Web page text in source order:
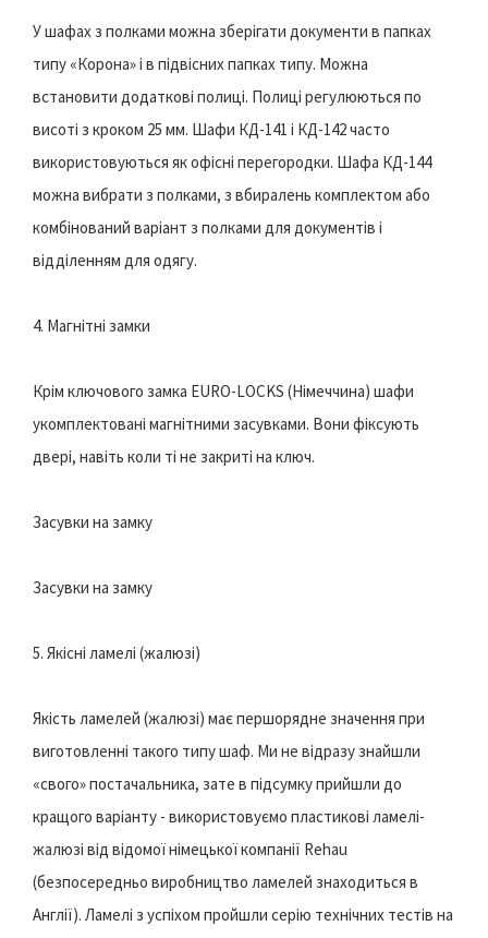
У шафах з полками можна зберігати документи в папках
типу «Корона» і в підвісних папках типу. Можна
встановити додаткові полиці. Полиці регулюються по
висоті з кроком 25 мм. Шафи КД-141 і КД-142 часто
використовуються як офісні перегородки. Шафа КД-144
можна вибрати з полками, з вбиралень комплектом або
комбінований варіант з полками для документів і
відділенням для одягу.
4. Магнітні замки
Крім ключового замка EURO-LOCKS (Німеччина) шафи
укомплектовані магнітними засувками. Вони фіксують
двері, навіть коли ті не закриті на ключ.
Засувки на замку
Засувки на замку
5. Якісні ламелі (жалюзі)
Якість ламелей (жалюзі) має першорядне значення при
виготовленні такого типу шаф. Ми не відразу знайшли
«свого» постачальника, зате в підсумку прийшли до
кращого варіанту - використовуємо пластикові ламелі-
жалюзі від відомої німецької компанії Rehau
(безпосередньо виробництво ламелей знаходиться в
Англії). Ламелі з успіхом пройшли серію технічних тестів на